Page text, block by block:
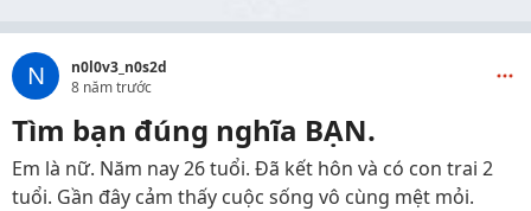
N
n0l0v3_n0s2d
8 năm trước
Tìm bạn đúng nghĩa BẠN.
Em là nữ. Năm nay 26 tuổi. Đã kết hôn và có con trai 2
tuổi. Gần đây cảm thấy cuộc sống vô cùng mệt mỏi.